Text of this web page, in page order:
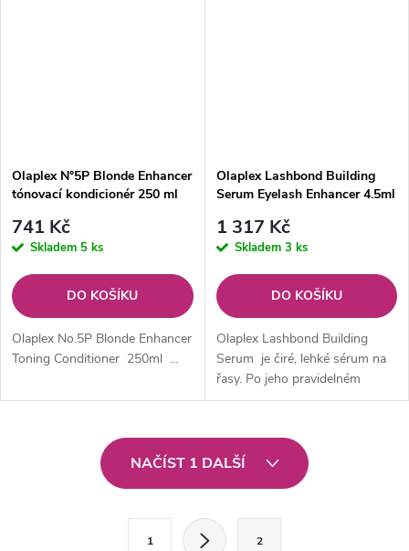
Olaplex N°5P Blonde Enhancer
tónovací kondicionér 250 ml
741 Kč
Skladem 5 ks
DO KOŠÍKU
Olaplex No.5P Blonde Enhancer
Toning Conditioner 250ml ...
Olaplex Lashbond Building
Serum Eyelash Enhancer 4.5ml
1 317 Kč
Skladem 3 ks
DO KOŠÍKU
Olaplex Lashbond Building
Serum je čiré, lehké sérum na
řasy. Po jeho pravidelném
používání budou vaše řasy
...
NAČÍST 1 DALŠÍ
1 2